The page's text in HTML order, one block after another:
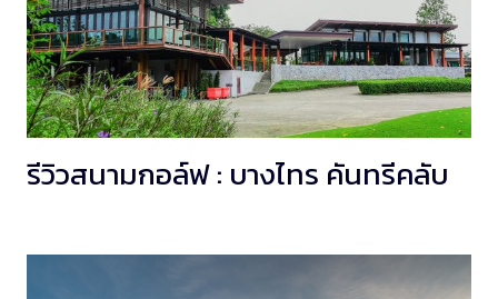
รีวิวสนามกอล์ฟ : บางไทร คันทรีคลับ